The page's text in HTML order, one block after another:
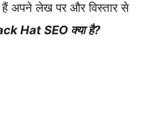
अपने लेख पर और विस्तार से
Hat SEO क्या है?